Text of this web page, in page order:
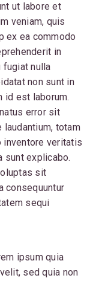
ut labore et
veniam, quis
ex ea commodo
in
nulla
non sunt in
id est laborum.
error sit
totam
inventore veritatis
sunt explicabo.
sit
consequuntur
sequi
ipsum quia
sed quia non